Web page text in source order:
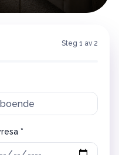
Steg 1 av 2
*